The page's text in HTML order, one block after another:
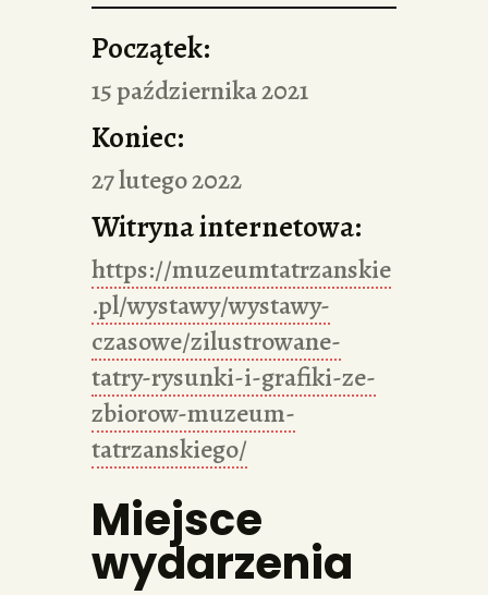
Początek:
15 października 2021
Koniec:
27 lutego 2022
Witryna internetowa:
https://muzeumtatrzanskie
.pl/wystawy/wystawy-
czasowe/zilustrowane-
tatry-rysunki-i-grafiki-ze-
zbiorow-muzeum-
tatrzanskiego/
Miejsce
wydarzenia